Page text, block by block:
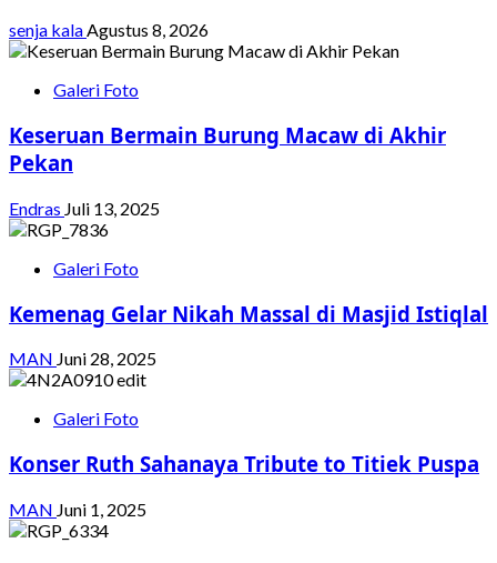
senja kalaAgustus 8, 2026
Galeri Foto
Keseruan Bermain Burung Macaw di Akhir
Pekan
Endras Juli 13, 2025
Galeri Foto
Kemenag Gelar Nikah Massal di Masjid Istiqlal
MAN Juni 28, 2025
Galeri Foto
Konser Ruth Sahanaya Tribute to Titiek Puspa
MAN Juni 1, 2025